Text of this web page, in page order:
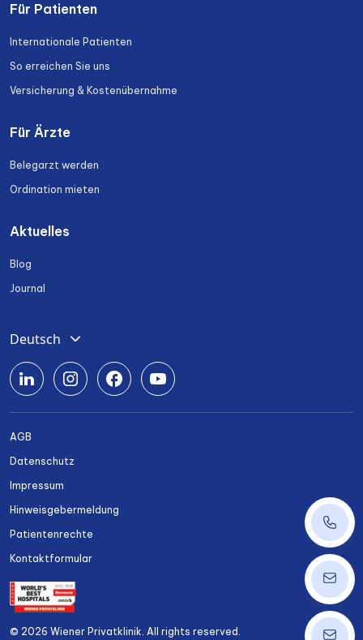
Für Patienten
Internationale Patienten
So erreichen Sie uns
Versicherung & Kostenübernahme
Für Ärzte
Belegarzt werden
Ordination mieten
Aktuelles
Blog
Journal
Deutsch
English
Română
Srpski
Български
Українська
© 2026 Wiener Privatklinik. All rights reserved.
AGB
Datenschutz
Impressum
Hinweisgebermeldung
Patientenrechte
Kontaktformular
+43